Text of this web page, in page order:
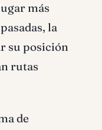
más
la
su posición
rutas
de